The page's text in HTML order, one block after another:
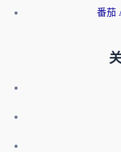
番茄